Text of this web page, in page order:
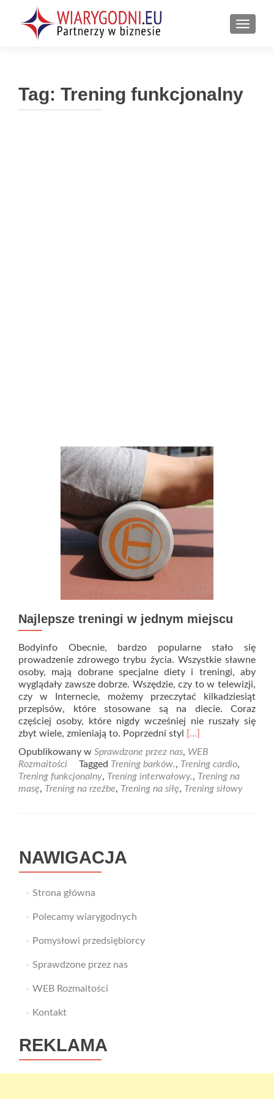
Tag: Trening funkcjonalny
Najlepsze treningi w jednym miejscu
Bodyinfo Obecnie, bardzo popularne stało się
prowadzenie zdrowego trybu życia. Wszystkie sławne
osoby, mają dobrane specjalne diety i treningi, aby
wyglądały zawsze dobrze. Wszędzie, czy to w telewizji,
czy w Internecie, możemy przeczytać kilkadziesiąt
przepisów, które stosowane są na diecie. Coraz
częściej osoby, które nigdy wcześniej nie ruszały się
zbyt wiele, zmieniają to. Poprzedni styl
Read
about
Najlepsze
treningi
w
[…]
Opublikowany w Sprawdzone przez nas, WEB
Rozmaitości
Tagged Trening barków., Trening cardio,
Trening funkcjonalny, Trening interwałowy., Trening na
masę, Trening na rzeźbe, Trening na siłę, Trening siłowy
NAWIGACJA
Strona główna
Polecamy wiarygodnych
Pomysłowi przedsiębiorcy
Sprawdzone przez nas
WEB Rozmaitości
Kontakt
REKLAMA